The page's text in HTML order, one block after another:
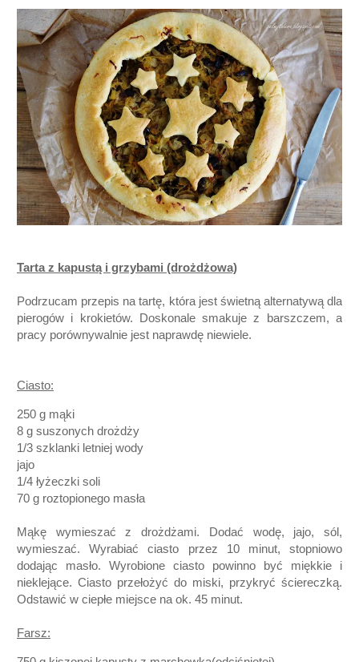
Tarta z kapustą i grzybami (drożdżowa)
Podrzucam przepis na tartę, która jest świetną alternatywą dla
pierogów i krokietów. Doskonale smakuje z barszczem, a
pracy porównywalnie jest naprawdę niewiele.
Ciasto:
250 g mąki
8 g suszonych drożdży
1/3 szklanki letniej wody
jajo
1/4 łyżeczki soli
70 g roztopionego masła
Mąkę wymieszać z drożdżami. Dodać wodę, jajo, sól,
wymieszać. Wyrabiać ciasto przez 10 minut, stopniowo
dodając masło. Wyrobione ciasto powinno być miękkie i
nieklejące. Ciasto przełożyć do miski, przykryć ściereczką.
Odstawić w ciepłe miejsce na ok. 45 minut.
Farsz: